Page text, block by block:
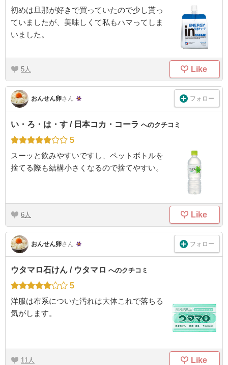
初めは旦那が好きで買っていたので少し貰っ
ていましたが、美味しくて私もハマってしま
いました。
5 Like
おんせん卵さん フォロー
い・ろ・は・す / 日本コカ・コーラ へのクチコミ
5
スーッと飲みやすいですし、ペットボトルを
捨てる際も結構小さくなるので捨てやすい。
6 Like
おんせん卵さん フォロー
ウタマロ石けん / ウタマロ へのクチコミ
5
洋服は布系についた汚れは大体これで落ちる
気がします。
11 Like